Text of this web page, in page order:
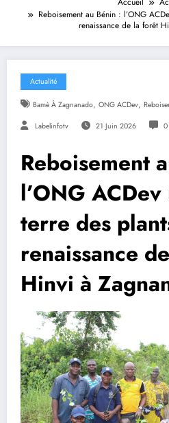
Reboisement au Bénin : l’ONG
renaissance de la forêt
Actualité
Bamè À Zagnanado, ONG ACDev,
Labelinfotv 21 Juin 2026 0
Reboisement
l’ONG
terre des
renaissance
Hinvi à